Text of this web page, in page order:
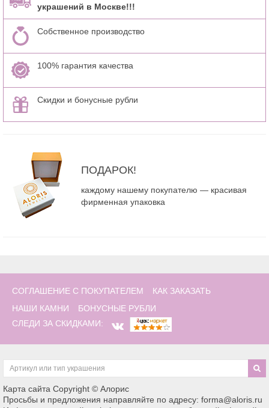
украшений в Москве!!!
Собственное производство
100% гарантия качества
Скидки и бонусные рубли
ПОДАРОК!
каждому нашему покупателю — красивая
фирменная упаковка
СОГЛАШЕНИЕ С ПОКУПАТЕЛЕМ
КАК ЗАКАЗАТЬ
НАШИ КАМНИ
БОНУСНЫЕ РУБЛИ
СЛЕДИ ЗА СКИДКАМИ:
Карта сайта Copyright © Алорис
Просьбы и предложения направляйте по адресу: forma@aloris.ru